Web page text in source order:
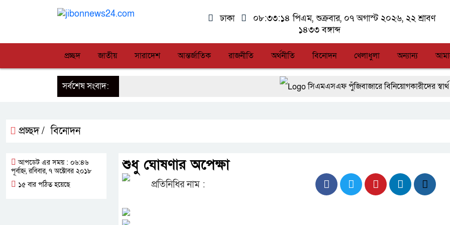
ঢাকা ০৮:৩৩:১৪ পিএম, শুক্রবার, ০৭ অগাস্ট ২০২৬, ২২ শ্রাবণ
১৪৩৩ বঙ্গাব্দ
প্রচ্ছদ জাতীয় সারাদেশ আন্তর্জাতিক রাজনীতি অর্থনীতি বিনোদন খেলাধুলা অন্যান্য
সর্বশেষ সংবাদ:
সিএমএসএফ পুঁজিবাজারে বিনিয়োগকারীদের স্বার্থ
ফ্যাসিবাদবিরোধী আন্দোলনে হত্যাকাণ্ডের বিচার হবে
জুলাই স্মৃতি জাদুঘরের দুয়ার খুলেছে, উদ্বোধন করলেন
আগস্টের শেষ সপ্তাহে খুলছে মালয়েশিয়ার শ্রমবাজার :
প্রচ্ছদ / বিনোদন
শুধু ঘোষণার অপেক্ষা
প্রতিনিধির নাম :
আপডেট এর সময় : ০৬:৪৬
পূর্বাহ্ন, রবিবার, ৭ অক্টোবর ২০১৮
১৫ বার পঠিত হয়েছে